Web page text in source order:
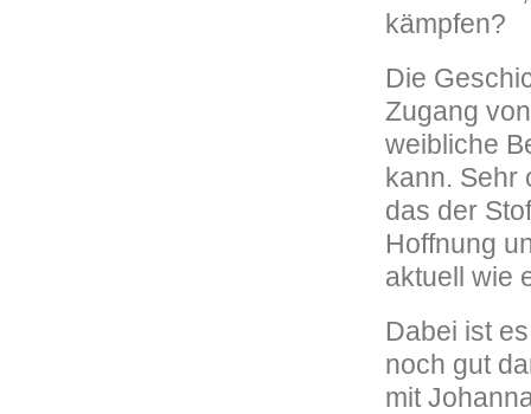
kämpfen?
Die
Zugang
weibliche
kann. Sehr
das der
Hoffnung
aktuell wie
Dabei ist
noch gut
mit